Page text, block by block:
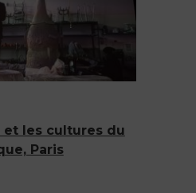
et les cultures du
Paris